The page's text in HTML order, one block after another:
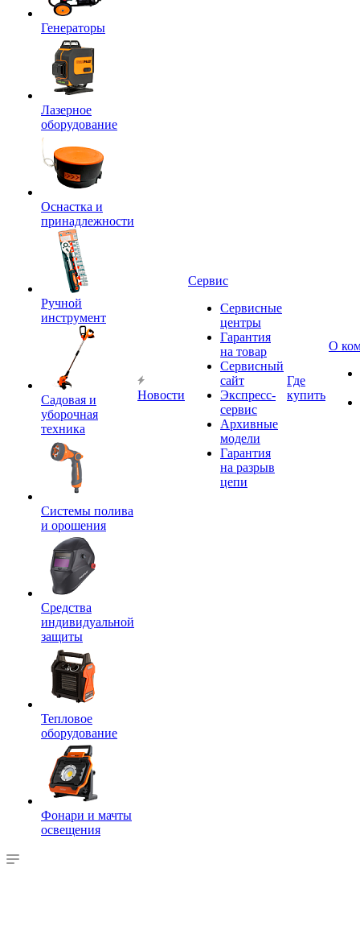
Генераторы
Лазерное
оборудование
Оснастка и
принадлежности
Ручной
инструмент
Садовая и
уборочная
техника
Системы полива
и орошения
Средства
индивидуальной
защиты
Тепловое
оборудование
Фонари и мачты
освещения
Новости
Сервис
Сервисные
центры
Гарантия
на товар
Сервисный
сайт
Экспресс-
сервис
Архивные
модели
Гарантия
на разрыв
цепи
Где
купить
О